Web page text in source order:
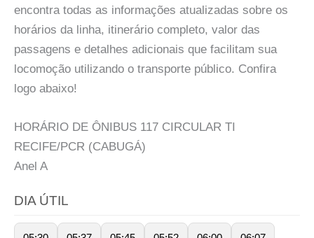
encontra todas as informações atualizadas sobre os
horários da linha, itinerário completo, valor das
passagens e detalhes adicionais que facilitam sua
locomoção utilizando o transporte público. Confira
logo abaixo!
HORÁRIO DE ÔNIBUS 117 CIRCULAR TI
RECIFE/PCR (CABUGÁ)
Anel A
DIA ÚTIL